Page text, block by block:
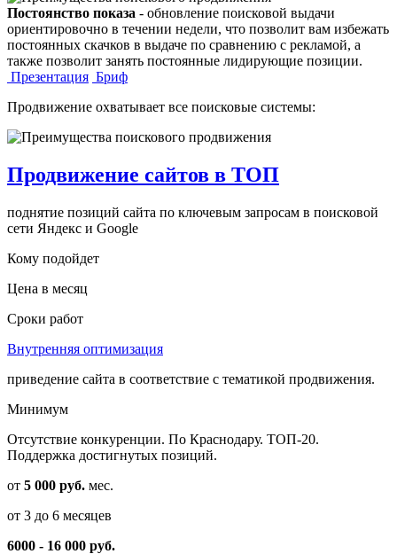
Постоянство показа - обновление поисковой выдачи
ориентировочно в течении недели, что позволит вам избежать
постоянных скачков в выдаче по сравнению с рекламой, а
также позволит занять постоянные лидирующие позиции.
Презентация Бриф
Продвижение охватывает все поисковые системы:
Продвижение сайтов в ТОП
поднятие позиций сайта по ключевым запросам в поисковой
сети Яндекс и Google
Кому подойдет
Цена в месяц
Сроки работ
Внутренняя оптимизация
приведение сайта в соответствие с тематикой продвижения.
Минимум
Отсутствие конкуренции. По Краснодару. ТОП-20.
Поддержка достигнутых позиций.
от 5 000 руб. мес.
от 3 до 6 месяцев
6000 - 16 000 руб.